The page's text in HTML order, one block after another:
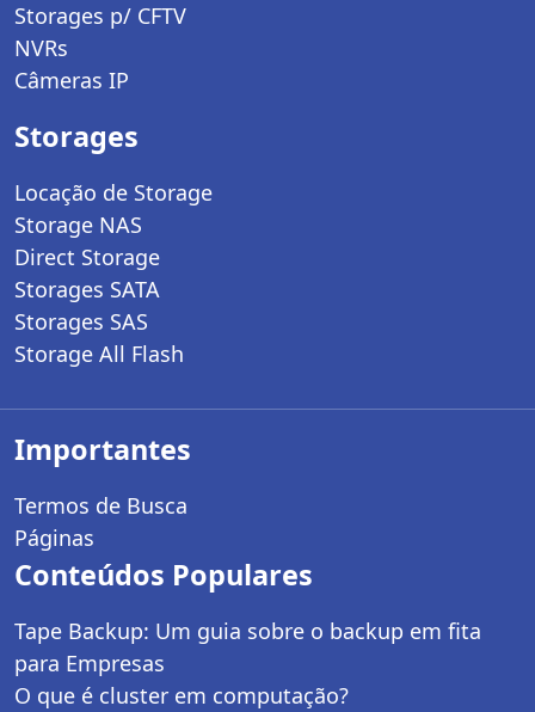
Storages p/ CFTV
NVRs
Câmeras IP
Storages
Locação de Storage
Storage NAS
Direct Storage
Storages SATA
Storages SAS
Storage All Flash
Importantes
Termos de Busca
Páginas
Conteúdos Populares
Tape Backup: Um guia sobre o backup em fita
para Empresas
O que é cluster em computação?